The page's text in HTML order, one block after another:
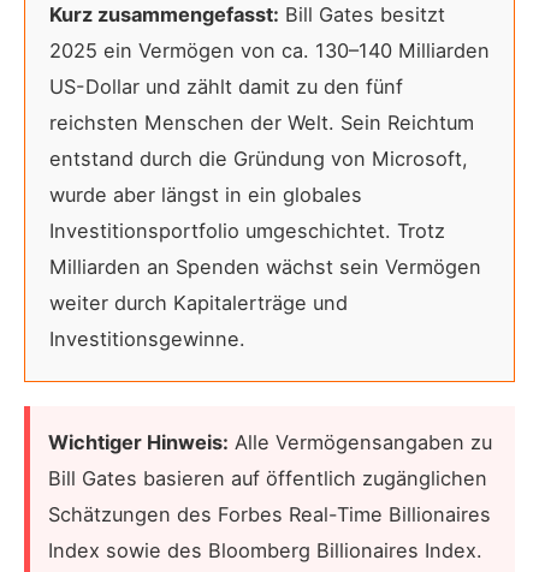
Kurz zusammengefasst: Bill Gates besitzt
2025 ein Vermögen von ca. 130–140 Milliarden
US-Dollar und zählt damit zu den fünf
reichsten Menschen der Welt. Sein Reichtum
entstand durch die Gründung von Microsoft,
wurde aber längst in ein globales
Investitionsportfolio umgeschichtet. Trotz
Milliarden an Spenden wächst sein Vermögen
weiter durch Kapitalerträge und
Investitionsgewinne.
Wichtiger Hinweis: Alle Vermögensangaben zu
Bill Gates basieren auf öffentlich zugänglichen
Schätzungen des Forbes Real-Time Billionaires
Index sowie des Bloomberg Billionaires Index.